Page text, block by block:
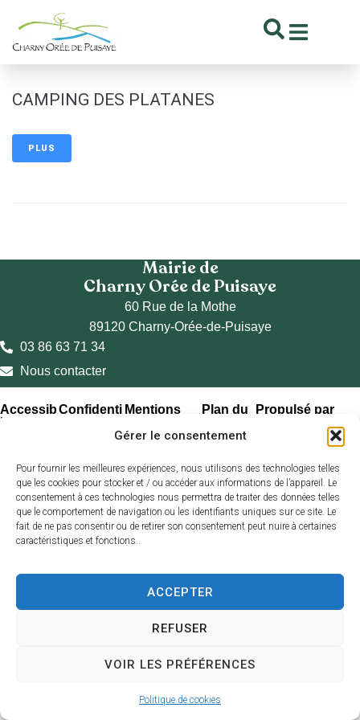
Gérer le consentement
Pour fournir les meilleures expériences, nous utilisons des technologies telles
que les cookies pour stocker et / ou accéder aux informations de l’appareil. Le
consentement à ces technologies nous permettra de traiter des données telles
que le comportement de navigation ou les identifiants uniques sur ce site. Le
fait de ne pas consentir ou de retirer son consentement peut nuire à certaines
caractéristiques et fonctions..
ACCEPTER
REFUSER
VOIR LES PRÉFÉRENCES
Politique de cookies
CAMPING DES PLATANES
PLUS
Mairie de
Charny Orée de Puisaye
60 Rue de la Mothe
89120 Charny-Orée-de-Puisaye
03 86 63 71 34
Nous contacter
Accessib
ilité
Confidenti Mentions
Plan du
Propulsé par